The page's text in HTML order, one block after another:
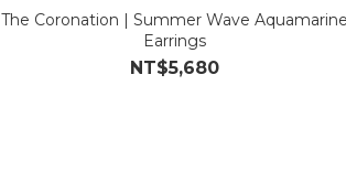
The Coronation | Summer Wave Aquamarine
Earrings
NT$5,680